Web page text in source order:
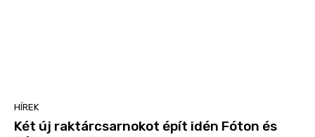
HÍREK
Két új raktárcsarnokot épít idén Fóton és